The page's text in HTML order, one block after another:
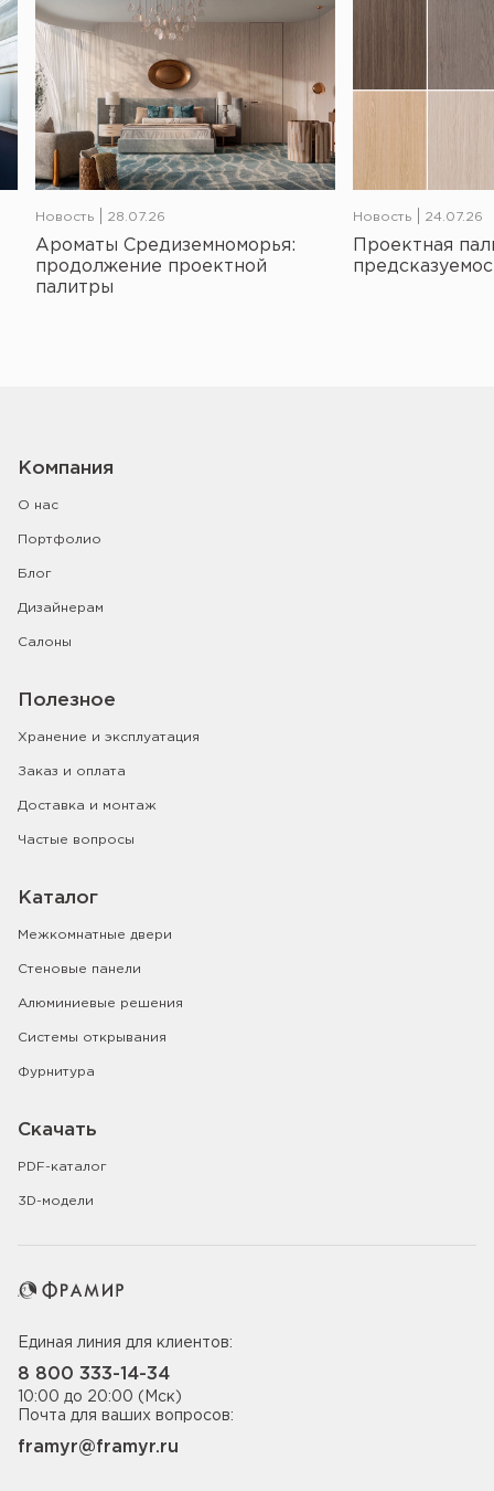
Новость 28.07.26
Ароматы Средиземноморья:
продолжение проектной
палитры
Новость 24.07.26
Проектная
Компания
О нас
Портфолио
Блог
Дизайнерам
Салоны
Полезное
Хранение и эксплуатация
Заказ и оплата
Доставка и монтаж
Частые вопросы
Каталог
Межкомнатные двери
Стеновые панели
Алюминиевые решения
Системы открывания
Фурнитура
Скачать
PDF-каталог
3D-модели
Единая линия для клиентов:
8 800 333-14-34
10:00 до 20:00 (Мск)
Почта для ваших вопросов:
framyr@framyr.ru